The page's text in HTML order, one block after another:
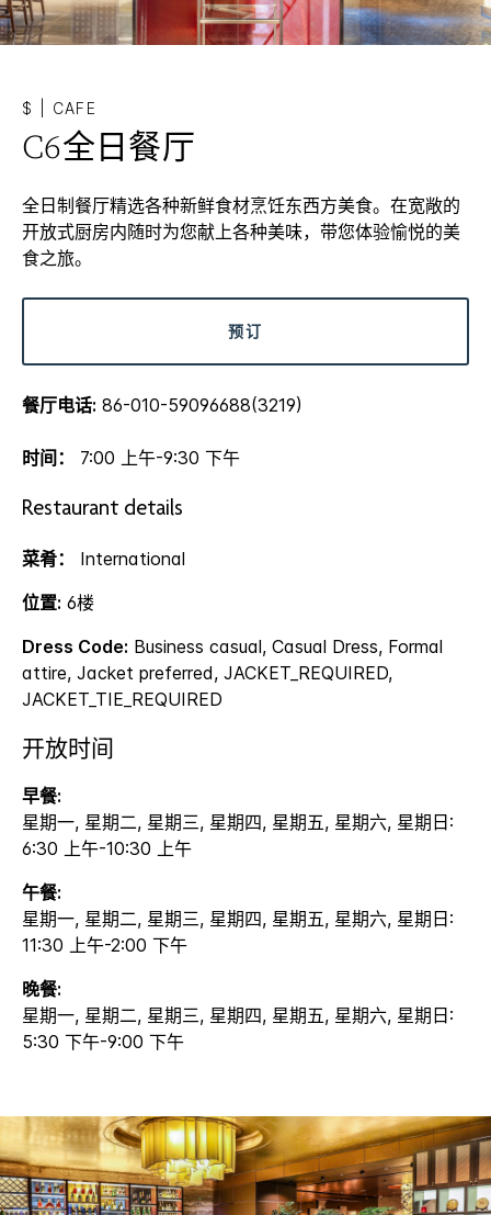
$ CAFE
C6全日餐厅
全日制餐厅精选各种新鲜食材烹饪东西方美食。在宽敞的
开放式厨房内随时为您献上各种美味，带您体验愉悦的美
食之旅。
预订
餐厅电话: 86-010-59096688(3219)
时间： 7:00 上午-9:30 下午
Restaurant details
菜肴：
International
位置: 6楼
Dress Code: Business casual, Casual Dress, Formal
attire, Jacket preferred, JACKET_REQUIRED,
JACKET_TIE_REQUIRED
开放时间
早餐:
星期一, 星期二, 星期三, 星期四, 星期五, 星期六, 星期日:
6:30 上午-10:30 上午
午餐:
星期一, 星期二, 星期三, 星期四, 星期五, 星期六, 星期日:
11:30 上午-2:00 下午
晚餐:
星期一, 星期二, 星期三, 星期四, 星期五, 星期六, 星期日:
5:30 下午-9:00 下午